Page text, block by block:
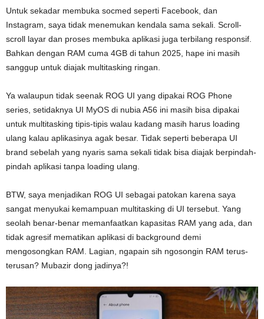
Untuk sekadar membuka socmed seperti Facebook, dan
Instagram, saya tidak menemukan kendala sama sekali. Scroll-
scroll layar dan proses membuka aplikasi juga terbilang responsif.
Bahkan dengan RAM cuma 4GB di tahun 2025, hape ini masih
sanggup untuk diajak multitasking ringan.
Ya walaupun tidak seenak ROG UI yang dipakai ROG Phone
series, setidaknya UI MyOS di nubia A56 ini masih bisa dipakai
untuk multitasking tipis-tipis walau kadang masih harus loading
ulang kalau aplikasinya agak besar. Tidak seperti beberapa UI
brand sebelah yang nyaris sama sekali tidak bisa diajak berpindah-
pindah aplikasi tanpa loading ulang.
BTW, saya menjadikan ROG UI sebagai patokan karena saya
sangat menyukai kemampuan multitasking di UI tersebut. Yang
seolah benar-benar memanfaatkan kapasitas RAM yang ada, dan
tidak agresif mematikan aplikasi di background demi
mengosongkan RAM. Lagian, ngapain sih ngosongin RAM terus-
terusan? Mubazir dong jadinya?!